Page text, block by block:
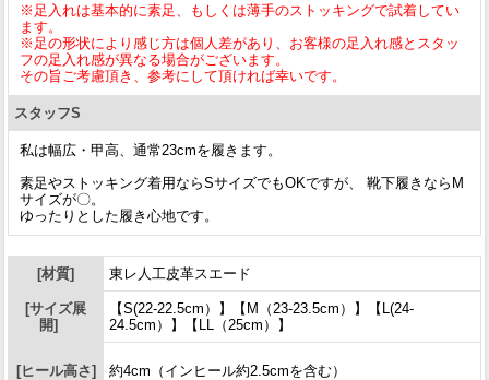
※足入れは基本的に素足、もしくは薄手のストッキングで試着してい
ます。
※足の形状により感じ方は個人差があり、お客様の足入れ感とスタッ
フの足入れ感が異なる場合がございます。
その旨ご考慮頂き、参考にして頂ければ幸いです。
スタッフS
私は幅広・甲高、通常23cmを履きます。
素足やストッキング着用ならSサイズでもOKですが、 靴下履きならM
サイズが〇。
ゆったりとした履き心地です。
[材質] 東レ人工皮革スエード
[サイズ展
開]
【S(22-22.5cm）】【M（23-23.5cm）】【L(24-
24.5cm）】【LL（25cm）】
[ヒール高さ] 約4cm（インヒール約2.5cmを含む）